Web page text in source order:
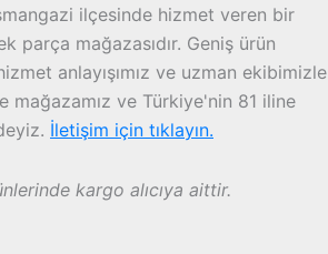
ilçesinde hizmet veren bir
parça mağazasıdır. Geniş ürün
anlayışımız ve uzman ekibimizle
mağazamız ve Türkiye'nin 81 iline
İletişim için tıklayın.
kargo alıcıya aittir.